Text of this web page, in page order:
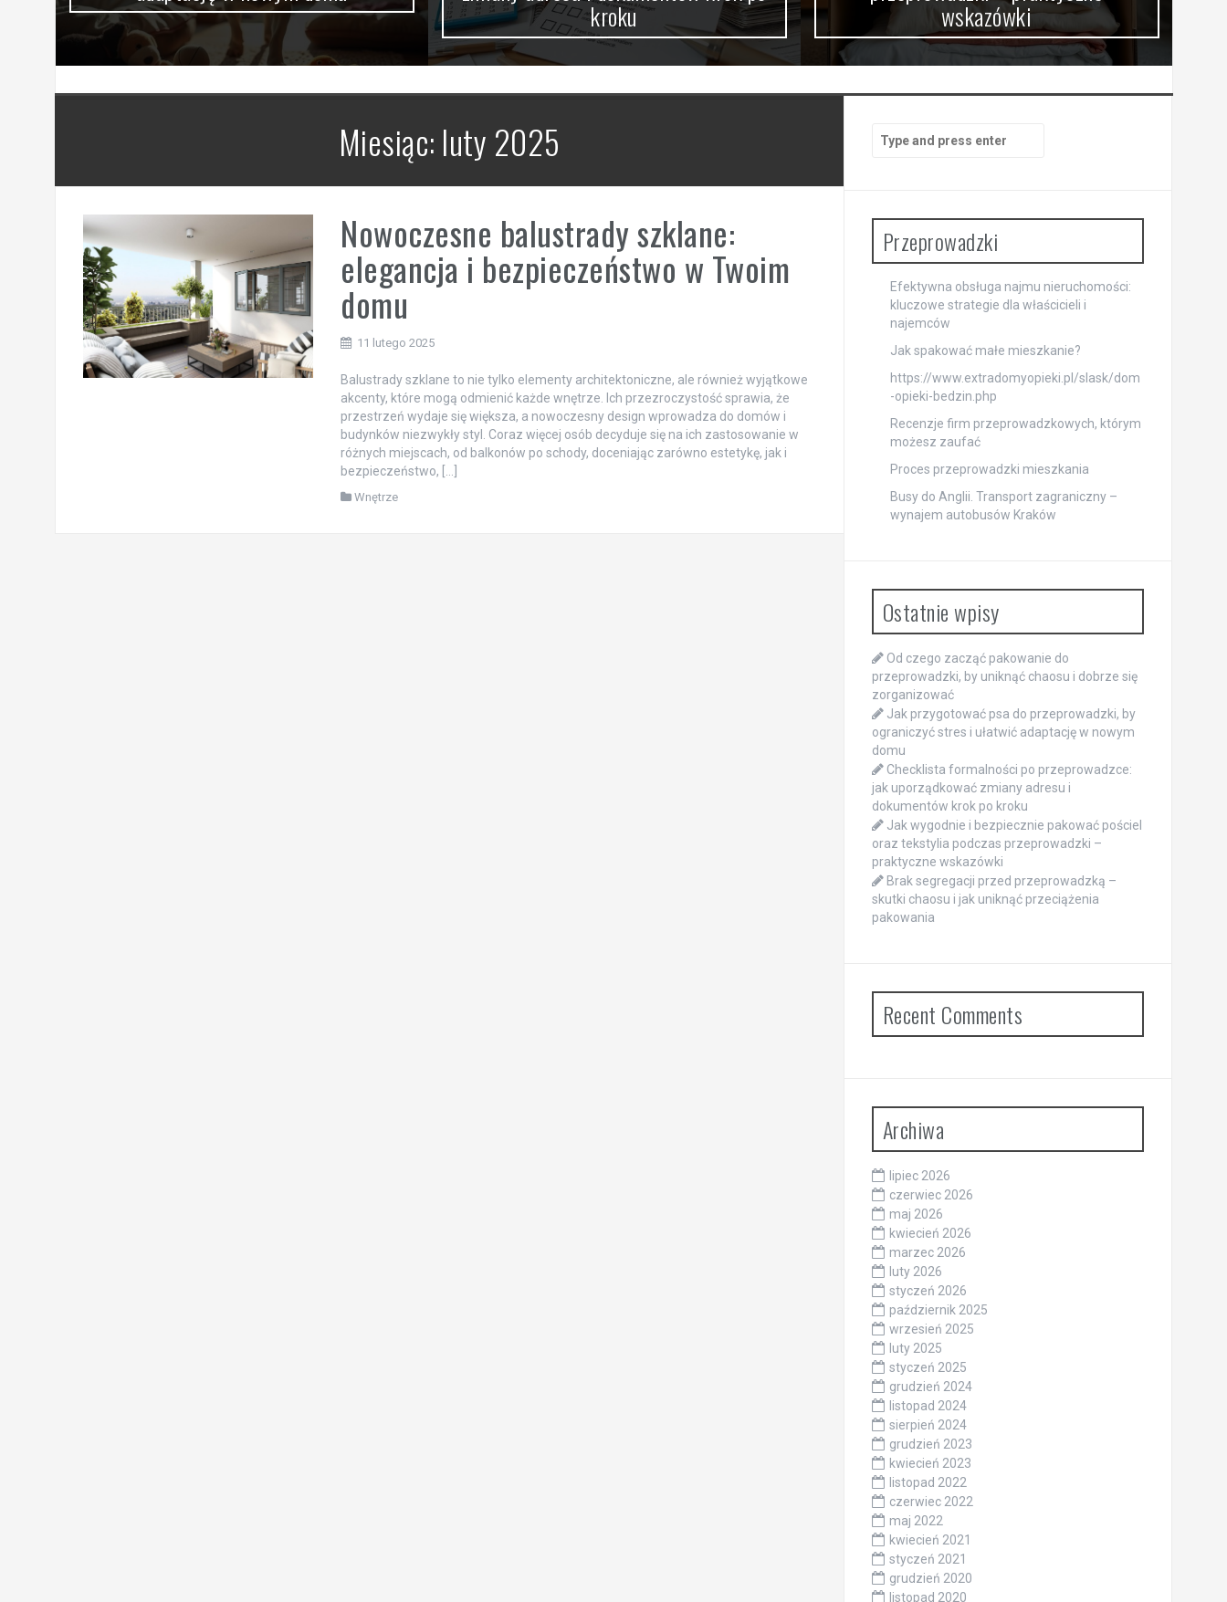
kroku wskazówki
Miesiąc: luty 2025
Nowoczesne balustrady szklane:
elegancja i bezpieczeństwo w Twoim
domu
11 lutego 2025
Balustrady szklane to nie tylko elementy architektoniczne, ale również wyjątkowe
akcenty, które mogą odmienić każde wnętrze. Ich przezroczystość sprawia, że
przestrzeń wydaje się większa, a nowoczesny design wprowadza do domów i
budynków niezwykły styl. Coraz więcej osób decyduje się na ich zastosowanie w
różnych miejscach, od balkonów po schody, doceniając zarówno estetykę, jak i
bezpieczeństwo, […]
Wnętrze
Search
for:
Przeprowadzki
Efektywna obsługa najmu nieruchomości:
kluczowe strategie dla właścicieli i
najemców
Jak spakować małe mieszkanie?
https://www.extradomyopieki.pl/slask/dom
-opieki-bedzin.php
Recenzje firm przeprowadzkowych, którym
możesz zaufać
Proces przeprowadzki mieszkania
Busy do Anglii. Transport zagraniczny –
wynajem autobusów Kraków
Ostatnie wpisy
Od czego zacząć pakowanie do
przeprowadzki, by uniknąć chaosu i dobrze się
zorganizować
Jak przygotować psa do przeprowadzki, by
ograniczyć stres i ułatwić adaptację w nowym
domu
Checklista formalności po przeprowadzce:
jak uporządkować zmiany adresu i
dokumentów krok po kroku
Jak wygodnie i bezpiecznie pakować pościel
oraz tekstylia podczas przeprowadzki –
praktyczne wskazówki
Brak segregacji przed przeprowadzką –
skutki chaosu i jak uniknąć przeciążenia
pakowania
Recent Comments
Archiwa
lipiec 2026
czerwiec 2026
maj 2026
kwiecień 2026
marzec 2026
luty 2026
styczeń 2026
październik 2025
wrzesień 2025
luty 2025
styczeń 2025
grudzień 2024
listopad 2024
sierpień 2024
grudzień 2023
kwiecień 2023
listopad 2022
czerwiec 2022
maj 2022
kwiecień 2021
styczeń 2021
grudzień 2020
listopad 2020